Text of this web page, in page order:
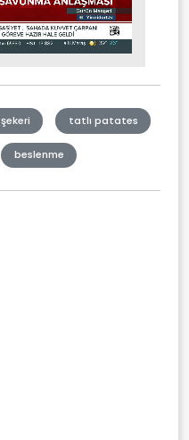
tatlı patates
beslenme